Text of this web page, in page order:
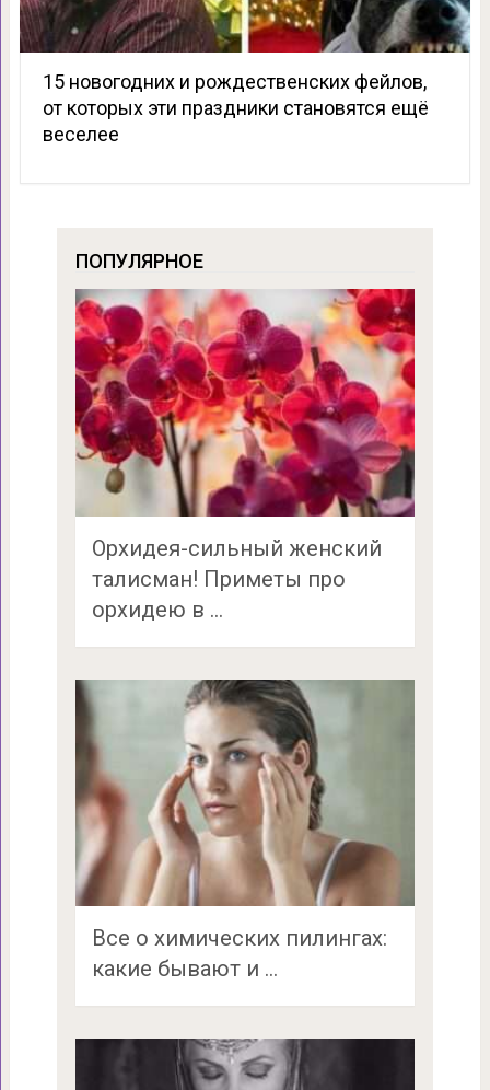
15 новогодних и рождественских фейлов,
от которых эти праздники становятся ещё
веселее
ПОПУЛЯРНОЕ
Орхидея-сильный женский
талисман! Приметы про
орхидею в …
Все о химических пилингах:
какие бывают и …